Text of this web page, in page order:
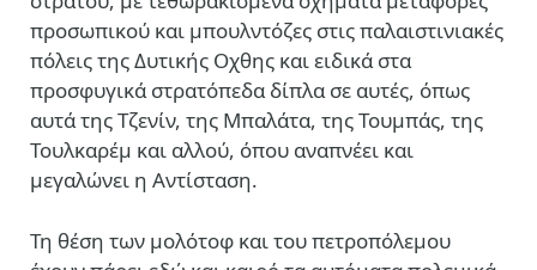
προσωπικού και μπουλντόζες στις παλαιστινιακές
πόλεις της Δυτικής Οχθης και ειδικά στα
προσφυγικά στρατόπεδα δίπλα σε αυτές, όπως
αυτά της Τζενίν, της Μπαλάτα, της Τουμπάς, της
Τουλκαρέμ και αλλού, όπου αναπνέει και
μεγαλώνει η Αντίσταση.
Τη θέση των μολότοφ και του πετροπόλεμου